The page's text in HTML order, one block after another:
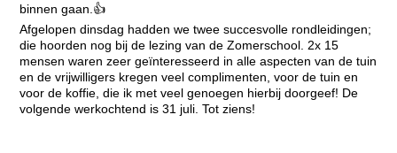
binnen gaan.👍
Afgelopen dinsdag hadden we twee succesvolle rondleidingen;
die hoorden nog bij de lezing van de Zomerschool. 2x 15
mensen waren zeer geïnteresseerd in alle aspecten van de tuin
en de vrijwilligers kregen veel complimenten, voor de tuin en
voor de koffie, die ik met veel genoegen hierbij doorgeef! De
volgende werkochtend is 31 juli. Tot ziens!